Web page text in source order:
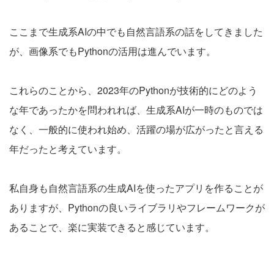
ここまで生成系AIの中でも自然言語系の話をしてきました
が、画像系でもPythonの活用は進んでいます。
これらのことから、2023年のPythonが技術的にどのよう
な年であったかを問われれば、生成系AIが一時のものでは
なく、一般的に使われ始め、活躍の場が広がったと言える
年だったと考えています。
私自身も自然言語系の生成AIを使ったアプリを作ることが
ありますが、Pythonの良いライブラリやフレームワークが
あることで、楽に実装できると感じています。